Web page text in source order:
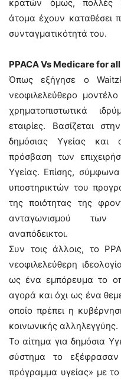
κρατών όμως, πολλές
άτομα έχουν καταθέσει
συνταγματικότητά του.
PPACA Vs Medicare for all
Όπως εξήγησε ο
νεοφιλελεύθερο
χρηματοπιστωτικά
εταιρίες. Βασίζεται
δημόσιας Υγείας και
πρόσβαση των
Υγείας. Επίσης, σύμφωνα
υποστηρικτών του
της ποιότητας της
ανταγωνισμού των
αναπόδεικτοι.
Συν τοις άλλοις, το
νεοφιλελεύθερη
ως ένα εμπόρευμα το
αγορά και όχι ως ένα
οποίο πρέπει η
κοινωνικής αλληλεγγύης.
Το αίτημα για δημόσια
σύστημα το
πρόγραμμα υγείας» με